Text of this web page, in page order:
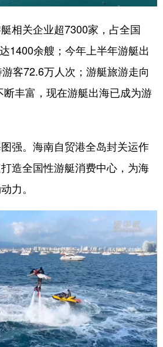
关企业超7300家，占全国
1400余艘；今年上半年游艇出
客72.6万人次；游艇旅游走向
断丰富，现在游艇出海已成为游
。海南自贸港全岛封关运作
造全国性游艇消费中心，为海
力。